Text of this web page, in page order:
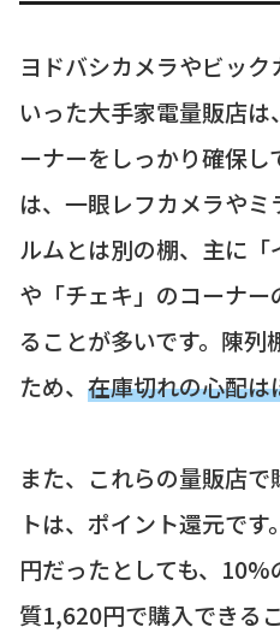
ヨドバシカメラやビッ
いった大手家電量販店
ーナーをしっかり確保し
は、一眼レフカメラやミ
ルムとは別の棚、主に「
や「チェキ」のコーナ
ることが多いです。陳
ため、 在庫切れの心配は
また、これらの量販店
トは、ポイント還元で
円だったとしても、
質1,620円で購入できる